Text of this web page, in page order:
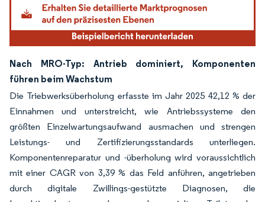
Nach MRO-Typ: Antrieb dominiert, Komponenten
führen beim Wachstum
Die Triebwerksüberholung erfasste im Jahr 2025 42,12 % der
Einnahmen und unterstreicht, wie Antriebssysteme den
größten Einzelwartungsaufwand ausmachen und strengen
Leistungs- und Zertifizierungsstandards unterliegen.
Komponentenreparatur und -überholung wird voraussichtlich
mit einer CAGR von 3,39 % das Feld anführen, angetrieben
durch digitale Zwillings-gestützte Diagnosen, die